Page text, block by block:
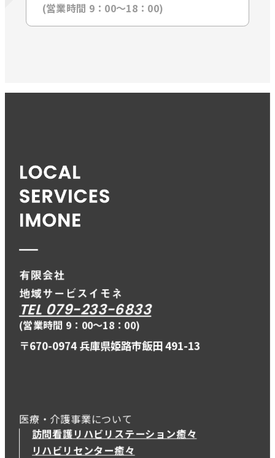
(営業時間 9：00〜18：00)
TEL 079-233-6833
(営業時間 9：00〜18：00)
〒670-0974 兵庫県姫路市飯田 491-13
医療・介護事業について
訪問看護リハビリステーション癒々
リハビリセンター癒々